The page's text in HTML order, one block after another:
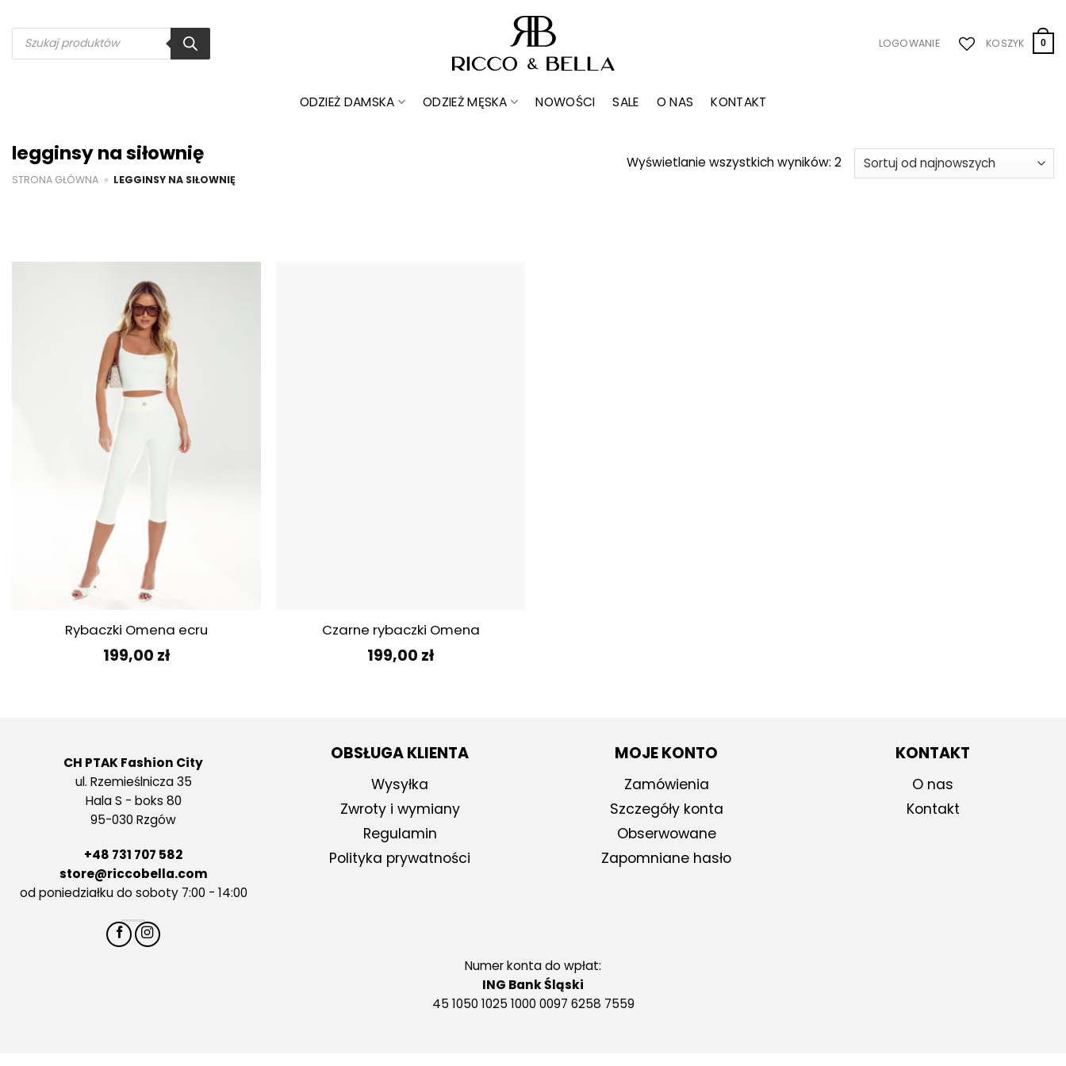
do
zawartości
Wyszukiwarka
produktów LOGOWANIE KOSZYK 0
ODZIEŻ DAMSKA ODZIEŻ MĘSKA NOWOŚCI SALE O NAS KONTAKT
legginsy na siłownię
STRONA GŁÓWNA » LEGGINSY NA SIŁOWNIĘ
Wyświetlanie wszystkich wyników: 2 Posortowane
według
Rybaczki Omena ecru
199,00 zł
Czarne rybaczki Omena
199,00 zł
CH PTAK Fashion City
ul. Rzemieślnicza 35
Hala S - boks 80
95-030 Rzgów
+48 731 707 582
store@riccobella.com
od poniedziałku do soboty 7:00 - 14:00
OBSŁUGA KLIENTA
Wysyłka
Zwroty i wymiany
Regulamin
Polityka prywatności
MOJE KONTO
Zamówienia
Szczegóły konta
Obserwowane
Zapomniane hasło
KONTAKT
O nas
Kontakt
Numer konta do wpłat:
ING Bank Śląski
45 1050 1025 1000 0097 6258 7559